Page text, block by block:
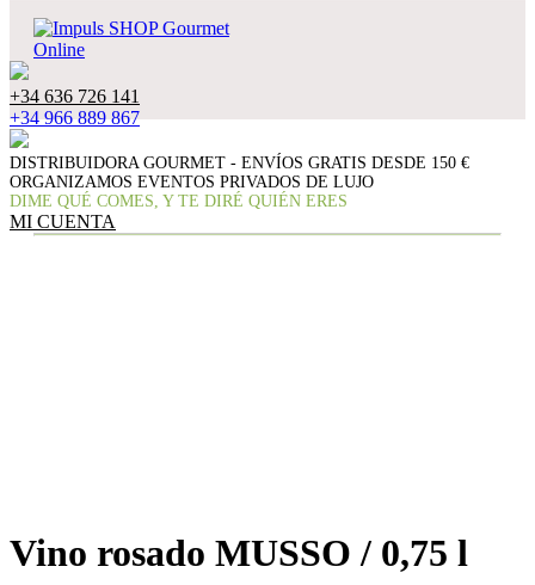
+34 636 726 141
+34 966 889 867
DISTRIBUIDORA GOURMET - ENVÍOS GRATIS DESDE 150 €
ORGANIZAMOS EVENTOS PRIVADOS DE LUJO
DIME QUÉ COMES, Y TE DIRÉ QUIÉN ERES
MI CUENTA
Vino rosado MUSSO / 0,75 l